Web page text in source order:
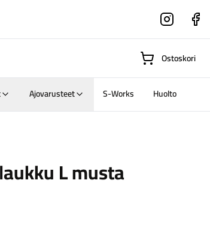
Instagram
osastot
Ostoskori
Ajovarusteet S-Works Huolto
L musta